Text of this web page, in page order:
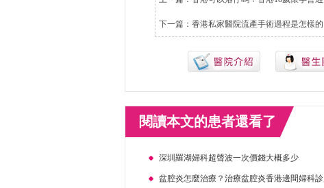
下一篇： 香港私家醫院流產手術過程是怎樣的
閱讀本文的患者還看了
深圳羅湖婦科超聲波一次價錢大概多少
盆腔炎怎麼治療？治療盆腔炎香港邊間婦科